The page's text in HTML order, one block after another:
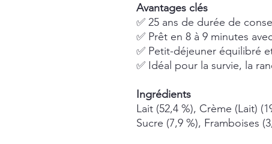
Avantages clés
✅ 25 ans de durée de
✅ Prêt en 8 à 9 minutes
✅ Petit-déjeuner équilibré
✅ Idéal pour la survie, la
Ingrédients
Lait (52,4 %), Crème (Lait)
Sucre (7,9 %), Framboises